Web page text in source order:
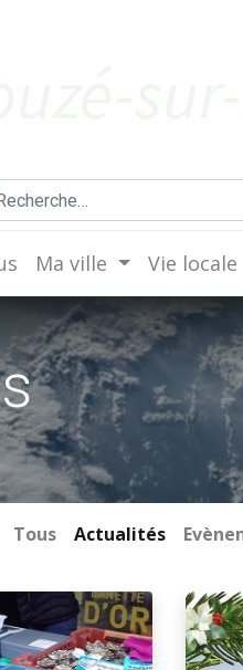
Ma ville Vie locale
Tous Actualités